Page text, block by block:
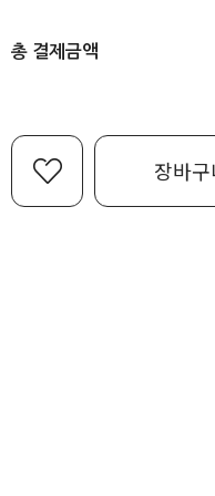
총 결제금액
장바구